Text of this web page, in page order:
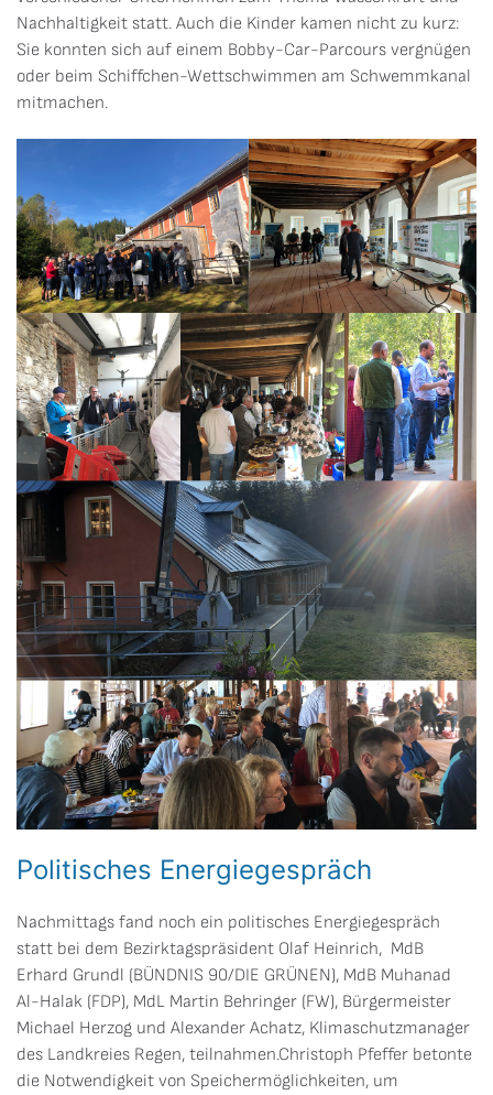
Nachhaltigkeit statt. Auch die Kinder kamen nicht zu kurz:
Sie konnten sich auf einem Bobby-Car-Parcours vergnügen
oder beim Schiffchen-Wettschwimmen am Schwemmkanal
mitmachen.
Politisches Energiegespräch
Nachmittags fand noch ein politisches Energiegespräch
statt bei dem Bezirktagspräsident Olaf Heinrich, MdB
Erhard Grundl (BÜNDNIS 90/DIE GRÜNEN), MdB Muhanad
Al-Halak (FDP), MdL Martin Behringer (FW), Bürgermeister
Michael Herzog und Alexander Achatz, Klimaschutzmanager
des Landkreies Regen, teilnahmen.Christoph Pfeffer betonte
die Notwendigkeit von Speichermöglichkeiten, um